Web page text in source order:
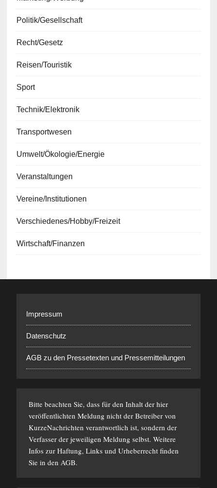
Politik/Gesellschaft
Recht/Gesetz
Reisen/Touristik
Sport
Technik/Elektronik
Transportwesen
Umwelt/Ökologie/Energie
Veranstaltungen
Vereine/Institutionen
Verschiedenes/Hobby/Freizeit
Wirtschaft/Finanzen
Impressum
Datenschutz
AGB zu den Pressetexten und Pressemitteilungen
Bitte beachten Sie, dass für den Inhalt der hier
veröffentlichten Meldung nicht der Betreiber von
KurzeNachrichten verantwortlich ist, sondern der
Verfasser der jeweiligen Meldung selbst. Weitere
Infos zur Haftung, Links und Urheberrecht finden
Sie in den AGB.